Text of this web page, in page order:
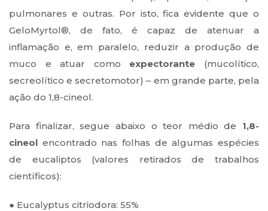
pulmonares e outras. Por isto, fica evidente que o
GeloMyrtol®, de fato, é capaz de atenuar a
inflamação e, em paralelo, reduzir a produção de
muco e atuar como expectorante (mucolítico,
secreolítico e secretomotor) – em grande parte, pela
ação do 1,8-cineol.
Para finalizar, segue abaixo o teor médio de 1,8-
cineol encontrado nas folhas de algumas espécies
de eucaliptos (valores retirados de trabalhos
científicos):
● Eucalyptus citriodora: 55%